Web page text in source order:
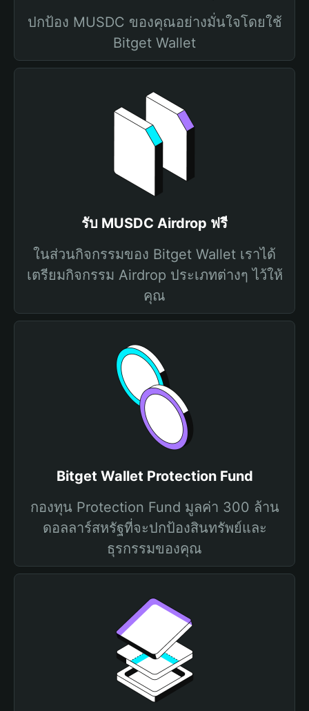
ปกป้อง MUSDC ของคุณอย่างมั่นใจโดยใช้
Bitget Wallet
รับ MUSDC Airdrop ฟรี
ในส่วนกิจกรรมของ Bitget Wallet เราได้
เตรียมกิจกรรม Airdrop ประเภทต่างๆ ไว้ให้
คุณ
Bitget Wallet Protection Fund
กองทุน Protection Fund มูลค่า 300 ล้าน
ดอลลาร์สหรัฐที่จะปกป้องสินทรัพย์และ
ธุรกรรมของคุณ